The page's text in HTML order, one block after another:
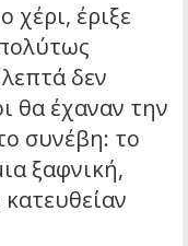
χέρι, έριξε
δεν
θα έχαναν την
συνέβη: το
ξαφνική,